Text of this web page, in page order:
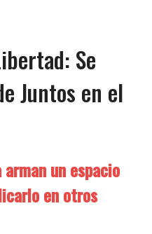
Se
Juntos en el
un espacio
en otros